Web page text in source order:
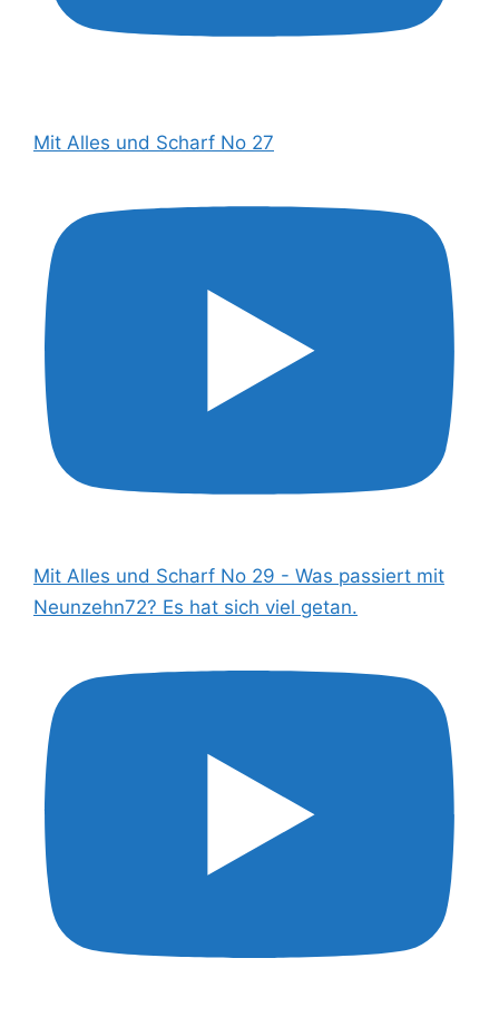
Mit Alles und Scharf No 27
Mit Alles und Scharf No 29 - Was passiert mit
Neunzehn72? Es hat sich viel getan.